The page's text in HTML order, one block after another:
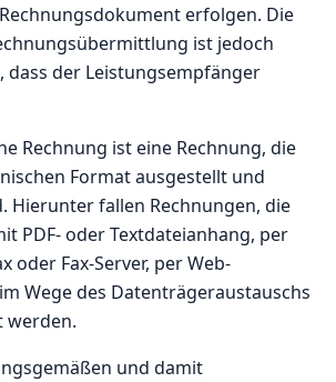
erfolgen. Die
ist jedoch
dass der Leistungsempfänger
Rechnung ist eine Rechnung, die
Format ausgestellt und
Hierunter fallen Rechnungen, die
PDF- oder Textdateianhang, per
oder Fax-Server, per Web-
Wege des Datenträgeraustauschs
werden.
und damit